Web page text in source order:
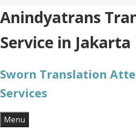
Skip
to
content
Anindyatrans
Service in
Sworn Translation
Services
Menu